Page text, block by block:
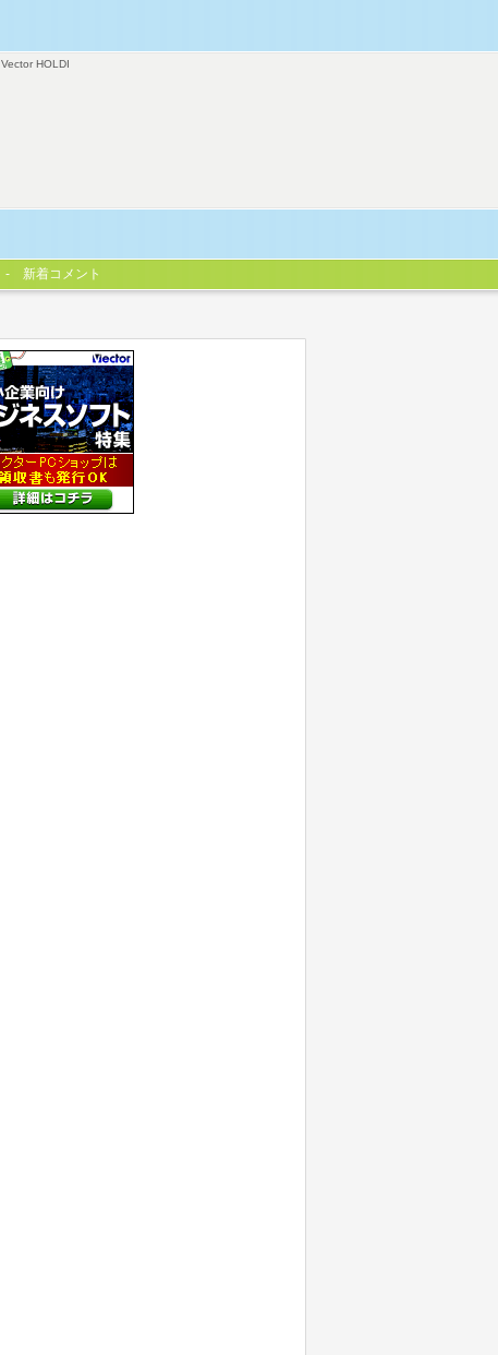
Vector HOLDI
新着コメント